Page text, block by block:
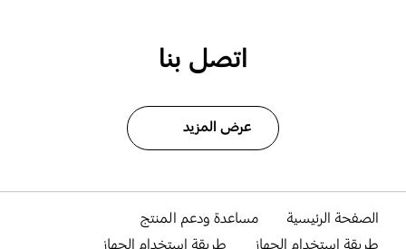
اتصل بنا
عرض المزيد
الصفحة الرئيسية
مساعدة ودعم المنتج
طريقة استخدام الجهاز
طريقة استخدام الجهاز